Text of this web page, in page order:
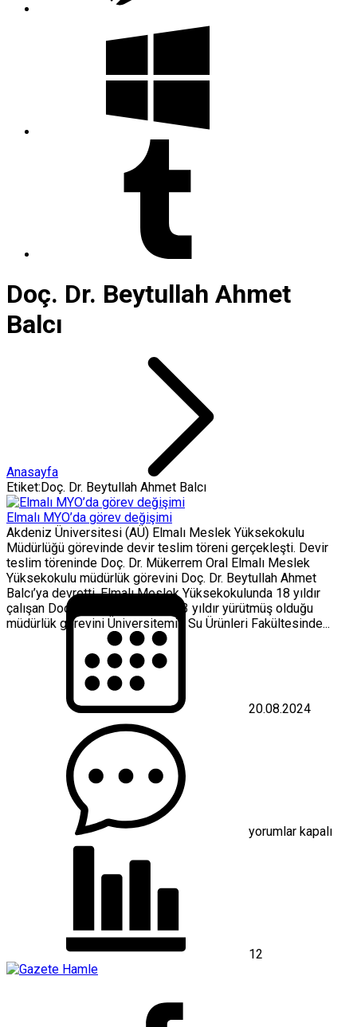
Doç. Dr. Beytullah Ahmet
Balcı
Anasayfa
Etiket:Doç. Dr. Beytullah Ahmet Balcı
Elmalı MYO’da görev değişimi
Akdeniz Üniversitesi (AÜ) Elmalı Meslek Yüksekokulu
Müdürlüğü görevinde devir teslim töreni gerçekleşti. Devir
teslim töreninde Doç. Dr. Mükerrem Oral Elmalı Meslek
Yüksekokulu müdürlük görevini Doç. Dr. Beytullah Ahmet
Balcı’ya devretti. Elmalı Meslek Yüksekokulunda 18 yıldır
çalışan Doç. Dr. Mükerrem Oral 3 yıldır yürütmüş olduğu
müdürlük görevini Üniversitemiz Su Ürünleri Fakültesinde...
20.08.2024
yorumlar kapalı
12